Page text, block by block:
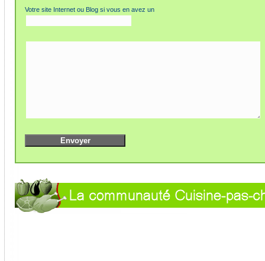
Votre site Internet ou Blog si vous en avez un